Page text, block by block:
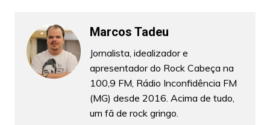
Marcos Tadeu
Jornalista, idealizador e
apresentador do Rock Cabeça na
100,9 FM, Rádio Inconfidência FM
(MG) desde 2016. Acima de tudo,
um fã de rock gringo.